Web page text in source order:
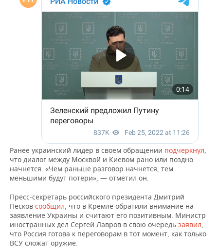
ЭНЕРГЕТИКА
ТРАНСПОРТ
IT
ТЕЛЕКОММУНИКАЦИИ
НОВОСТИ МЕРОПРИЯТИЙ
ВЫЕЗДНАЯ РЕДАКЦИЯ
БИЗНЕС-БРАНЧИ
ONLINE-КОНФЕРЕНЦИИ
ОТКРЫТАЯ ЛЕКЦИЯ
СПОРТ
НОВОСТИ СПОРТА
ФУТБОЛ
БАСКЕТБОЛ
ВОЛЕЙБОЛ
КИБЕРСПОРТ
ФИГУРНОЕ КАТАНИЕ
ХОККЕЙ С МЯЧОМ
НОВОСТИ ОБЩЕСТВА
ИНФРАСТРУКТУРА
КУЛЬТУРА
МЕДИЦИНА
ПРОИСШЕСТВИЯ
ФОТОГАЛЕРЕЯ
СПРАВОЧНИК
СПИСОК ПЕРСОН
СПИСОК КОМПАНИЙ
ПОЛНАЯ ВЕРСИЯ
Ранее украинский лидер в своем обращении подчеркнул,
что диалог между Москвой и Киевом рано или поздно
начнется. «Чем раньше разговор начнется, тем
меньшими будут потери», — отметил он.
Пресс-секретарь российского президента Дмитрий
Песков сообщил, что в Кремле обратили внимание на
заявление Украины и считают его позитивным. Министр
иностранных дел Сергей Лавров в свою очередь заявил,
что Россия готова к переговорам в тот момент, как только
ВСУ сложат оружие.